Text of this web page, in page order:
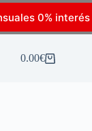
0% interés
0.00€